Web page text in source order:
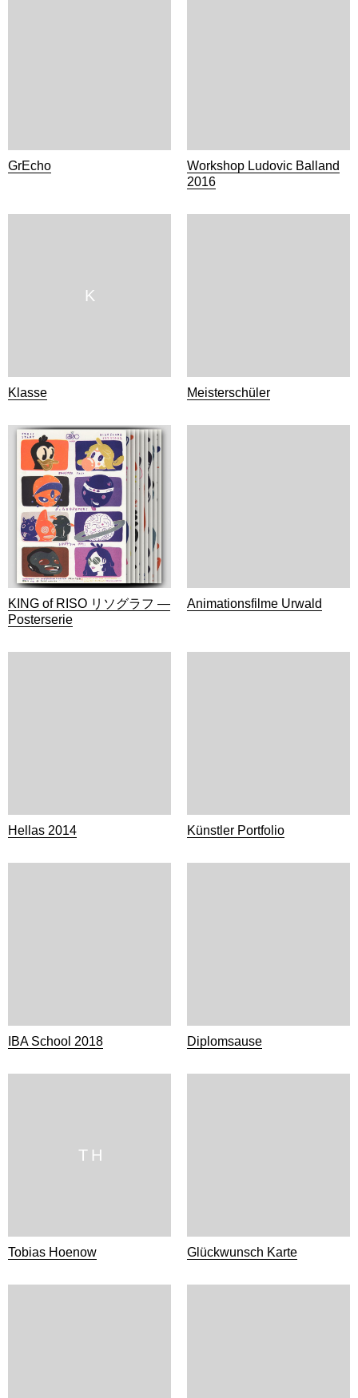
GrEcho
Workshop Ludovic Balland
2016
K
Klasse Meisterschüler
KING of RISO リソグラフ —
Posterserie
Animationsfilme Urwald
Hellas 2014 Künstler Portfolio
IBA School 2018 Diplomsause
T H
Tobias Hoenow Glückwunsch Karte